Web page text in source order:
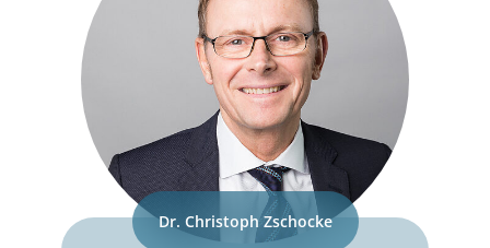
Dr. Christoph Zschocke